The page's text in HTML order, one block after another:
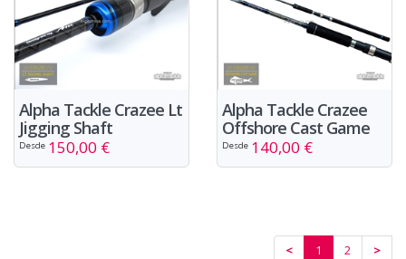
Alpha Tackle Crazee Lt
Jigging Shaft
Desde 150,00 €
Alpha Tackle Crazee
Offshore Cast Game
Desde 140,00 €
< 1 2 >